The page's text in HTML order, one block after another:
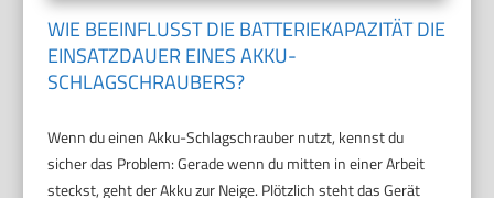
WIE BEEINFLUSST DIE BATTERIEKAPAZITÄT DIE
EINSATZDAUER EINES AKKU-
SCHLAGSCHRAUBERS?
Wenn du einen Akku-Schlagschrauber nutzt, kennst du
sicher das Problem: Gerade wenn du mitten in einer Arbeit
steckst, geht der Akku zur Neige. Plötzlich steht das Gerät